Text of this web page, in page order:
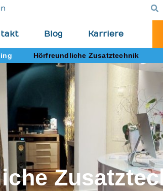
Blog Karriere
Hörfreundliche Zusatztechnik